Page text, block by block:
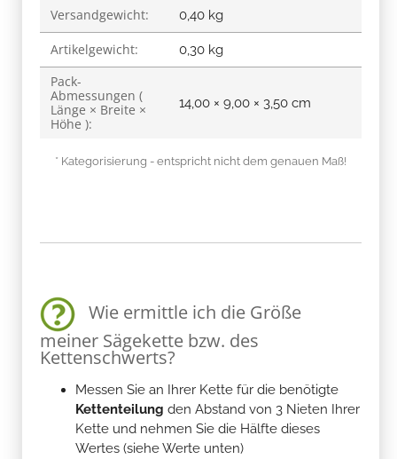
Versandgewicht: 0,40 kg
Artikelgewicht: 0,30 kg
Pack-
Abmessungen (
Länge × Breite ×
Höhe ):
14,00 × 9,00 × 3,50 cm
* Kategorisierung - entspricht nicht dem genauen Maß!
Wie ermittle ich die Größe
meiner Sägekette bzw. des
Kettenschwerts?
Messen Sie an Ihrer Kette für die benötigte
Kettenteilung den Abstand von 3 Nieten Ihrer
Kette und nehmen Sie die Hälfte dieses
Wertes (siehe Werte unten)